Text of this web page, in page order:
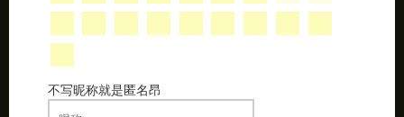
不写昵称就是匿名昂